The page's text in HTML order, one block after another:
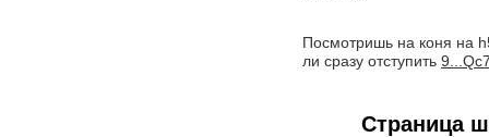
Посмотришь на коня на
ли сразу отступить
Страница